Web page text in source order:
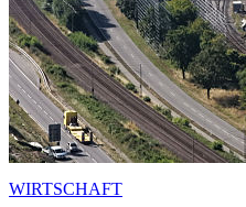
WIRTSCHAFT